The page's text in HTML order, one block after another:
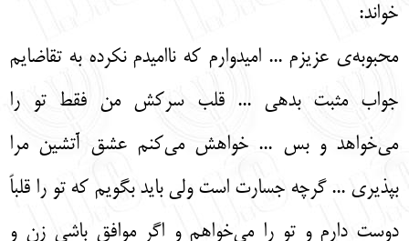
خواند:
محبوبه‌ی عزیزم ... امیدوارم که ناامیدم نکرده به تقاضایم
جواب مثبت بدهی ... قلب سرکش من فقط تو را
می‌خواهد و بس ... خواهش می‌کنم عشق آتشین مرا
بپذیری ... گرچه جسارت است ولی باید بگویم که تو را قلباً
دوست دارم و تو را می‌خواهم و اگر موافق باشی زن و